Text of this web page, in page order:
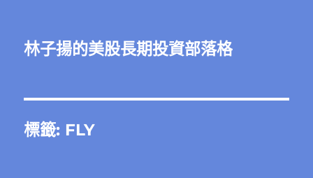
林子揚的美股長期投資部落格
標籤: FLY